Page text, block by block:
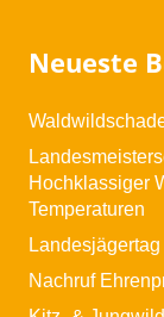
Neueste
Hochklassiger
Temperaturen
Nachruf